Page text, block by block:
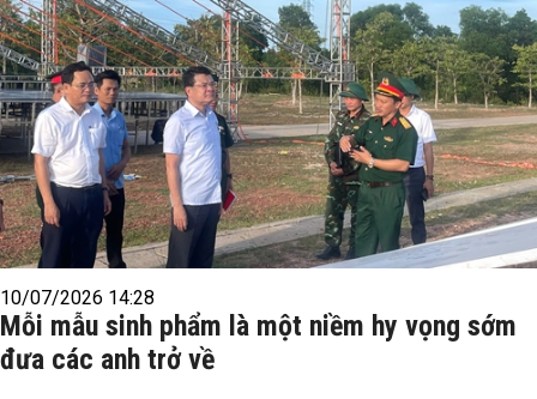
10/07/2026 14:28
Mỗi mẫu sinh phẩm là một niềm hy vọng sớm
đưa các anh trở về